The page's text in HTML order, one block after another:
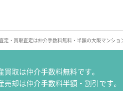
定・買取査定は仲介手数料無料・半額の大阪マンショ
買取は仲介手数料無料です。
売却は仲介手数料半額・割引です。